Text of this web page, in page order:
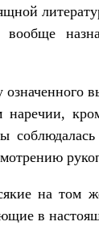
на том
в